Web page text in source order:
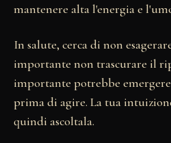
mantenere alta l'energia e
In salute, cerca di non
importante non trascurare il
importante potrebbe
prima di agire. La tua
quindi ascoltala.